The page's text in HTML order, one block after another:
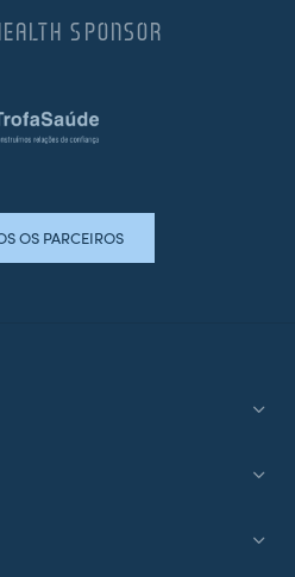
SPONSOR
OS PARCEIROS